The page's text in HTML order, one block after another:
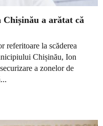
a arătat că
referitoare la scăderea
Chișinău, Ion
a zonelor de